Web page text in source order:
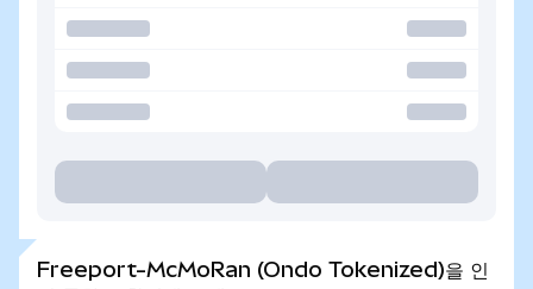
Freeport-McMoRan (Ondo Tokenized)을 인